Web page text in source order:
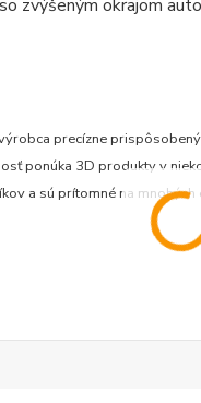
precízne
ponúka 3D produkty v
a sú prítomné na